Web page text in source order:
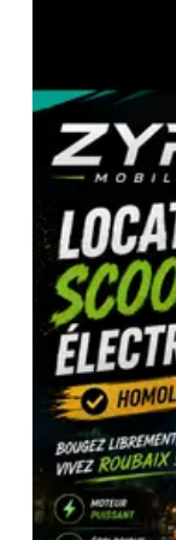
bagagère
économique
Pourquoi
Louer une
avantages par
représente un
entre 400 et
compter les
régulier et les
location est
économique.